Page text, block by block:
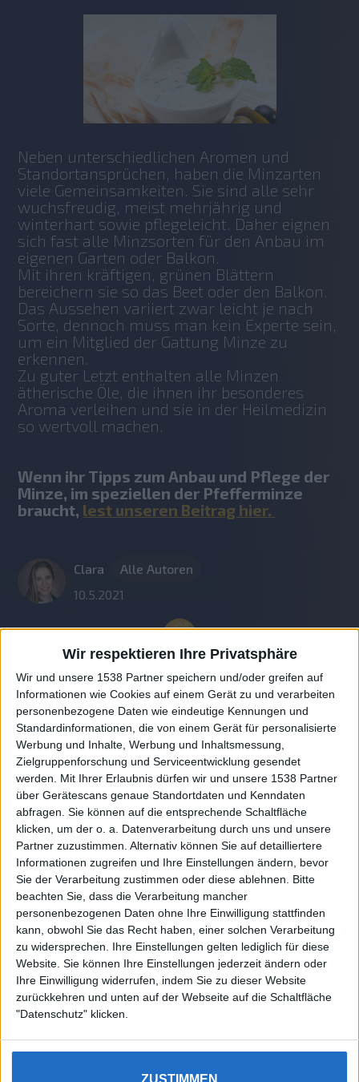
Wir respektieren Ihre Privatsphäre
Wir und unsere 1538 Partner speichern und/oder greifen auf
Informationen wie Cookies auf einem Gerät zu und verarbeiten
personenbezogene Daten wie eindeutige Kennungen und
Standardinformationen, die von einem Gerät für personalisierte
Werbung und Inhalte, Werbung und Inhaltsmessung,
Zielgruppenforschung und Serviceentwicklung gesendet
werden.
Mit Ihrer Erlaubnis dürfen wir und unsere 1538 Partner
über Gerätescans genaue Standortdaten und Kenndaten
abfragen. Sie können auf die entsprechende Schaltfläche
klicken, um der o. a. Datenverarbeitung durch uns und unsere
Partner zuzustimmen. Alternativ können Sie auf detailliertere
Informationen zugreifen und Ihre Einstellungen ändern, bevor
Sie der Verarbeitung zustimmen oder diese ablehnen.
Bitte
beachten Sie, dass die Verarbeitung mancher
personenbezogenen Daten ohne Ihre Einwilligung stattfinden
kann, obwohl Sie das Recht haben, einer solchen Verarbeitung
zu widersprechen. Ihre Einstellungen gelten lediglich für diese
Website. Sie können Ihre Einstellungen jederzeit ändern oder
Ihre Einwilligung widerrufen, indem Sie zu dieser Website
zurückkehren und unten auf der Webseite auf die Schaltfläche
"Datenschutz" klicken.
ZUSTIMMEN
Neben unterschiedlichen Aromen und
Standortansprüchen, haben die Minzarten
viele Gemeinsamkeiten. Sie sind alle sehr
wuchsfreudig, meist mehrjährig und
winterhart sowie pflegeleicht. Daher eignen
sich fast alle Minzsorten für den Anbau im
eigenen Garten oder Balkon.
Mit ihren kräftigen, grünen Blättern
bereichern sie so das Beet oder den Balkon.
Das Aussehen variiert zwar leicht je nach
Sorte, dennoch muss man kein Experte sein,
um ein Mitglied der Gattung Minze zu
erkennen.
Zu guter Letzt enthalten alle Minzen
ätherische Öle, die ihnen ihr besonderes
Aroma verleihen und sie in der Heilmedizin
so wertvoll machen.
Wenn ihr Tipps zum Anbau und Pflege der
Minze, im speziellen der Pfefferminze
braucht, lest unseren Beitrag hier.
Clara
Alle Autoren
10.5.2021
Auf DESMONDO findet Ihr Inspirationen für
individuelles, gemütliches und intelligentes Wohnen,
die aktuellsten Einrichtungstrends und Informatives zu
neuesten Smart Home Systemen.
About
DESMONDO Suche
Kooperationen
Rechtliches
Impressum
Datenschutz
Sitemap